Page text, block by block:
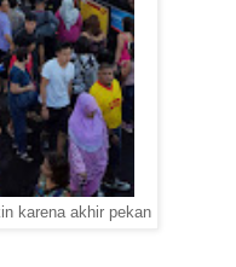
karena akhir pekan